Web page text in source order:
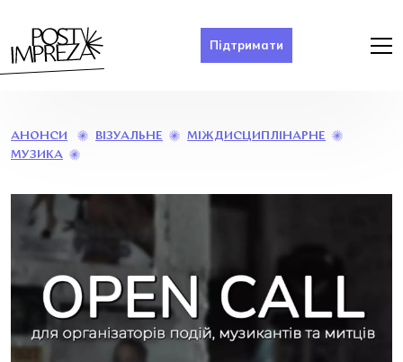
Підтримати
АНОНСИ ВІЗУАЛЬНЕ
МІЖДИСЦИПЛІНАРНЕ
МУЗИКА